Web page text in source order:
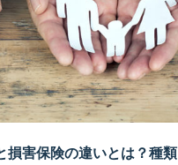
損害保険の違いとは？種類